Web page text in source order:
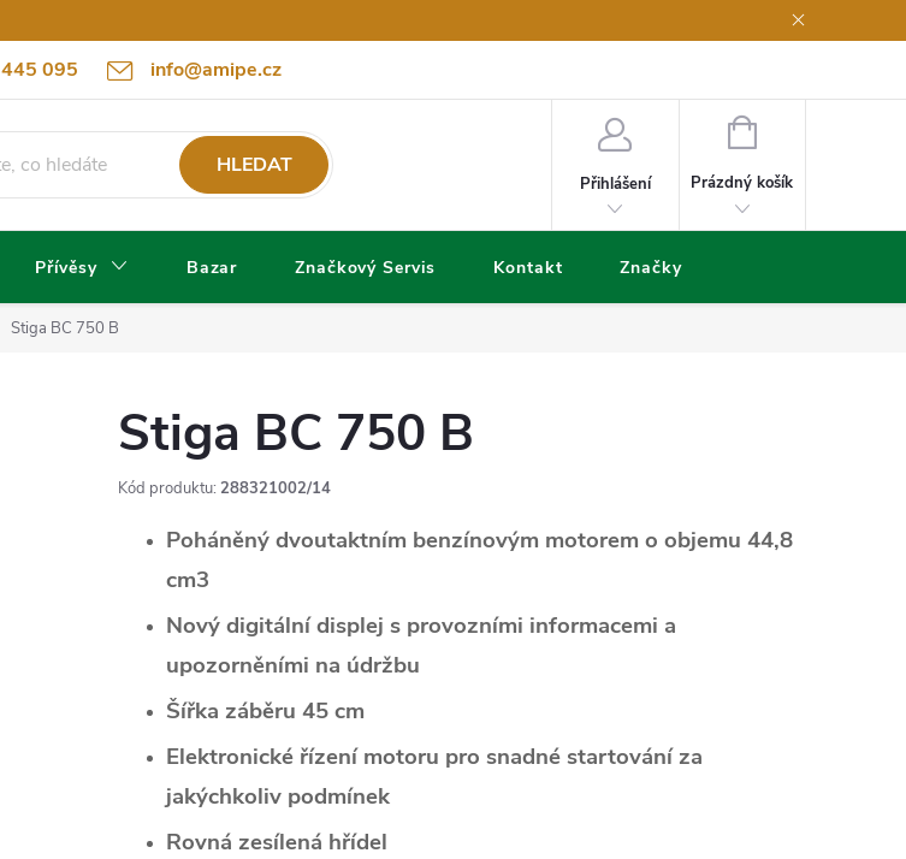
095 info@amipe.cz
HLEDAT
Přihlášení
NÁKUPNÍ
Prázdný košík
Přívěsy Bazar Značkový Servis Kontakt Značky
Stiga BC 750 B
Stiga BC 750 B
Kód produktu: 288321002/14
Poháněný dvoutaktním benzínovým motorem o objemu 44,8
cm3
Nový digitální displej s provozními informacemi a
upozorněními na údržbu
Šířka záběru 45 cm
Elektronické řízení motoru pro snadné startování za
jakýchkoliv podmínek
Rovná zesílená hřídel